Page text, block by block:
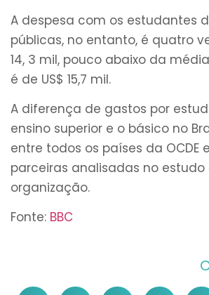
A despesa com os estudantes
públicas, no entanto, é quatro
14, 3 mil, pouco abaixo da
é de US$ 15,7 mil.
A diferença de gastos por
ensino superior e o básico no
entre todos os países da OCDE
parceiras analisadas no estudo
organização.
Fonte: BBC